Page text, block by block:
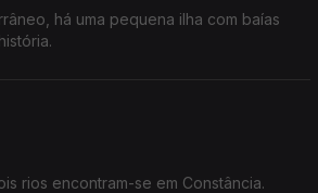
há uma pequena ilha com baías
rios encontram-se em Constância.